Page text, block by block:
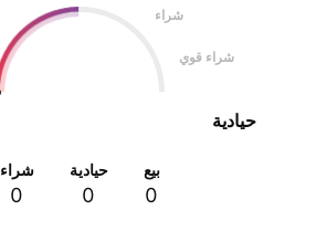
شراء
شراء قوي
حيادية
بيع
0
حيادية
0
شراء
0